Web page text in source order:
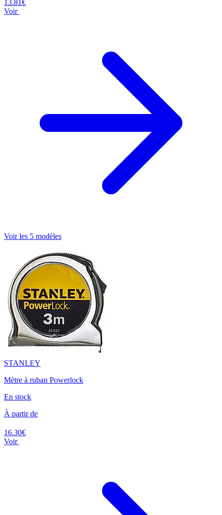
13.81€
Voir
Voir les 5 modèles
STANLEY
Mètre à ruban Powerlock
En stock
À partir de
16.30€
Voir